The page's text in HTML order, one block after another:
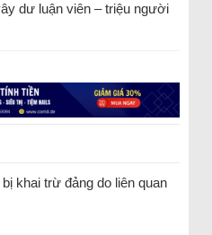
dư luận viên – triệu người
khai trừ đảng do liên quan